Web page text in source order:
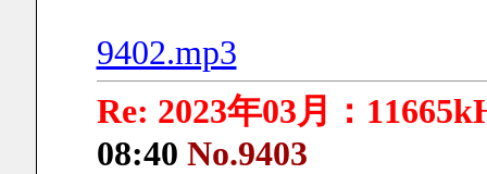
9402.mp3
Re: 2023年03月：
08:40 No.9403